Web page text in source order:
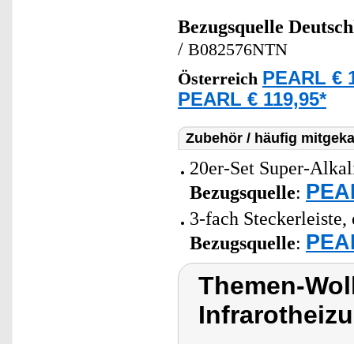
Bezugsquelle
/ B082576NTN
Österreich PEARL €
PEARL € 119,95*
Zubehör / häufig
20er-Set Super-
Bezugsquelle:
3-fach Steckerleiste,
Bezugsquelle:
Themen-